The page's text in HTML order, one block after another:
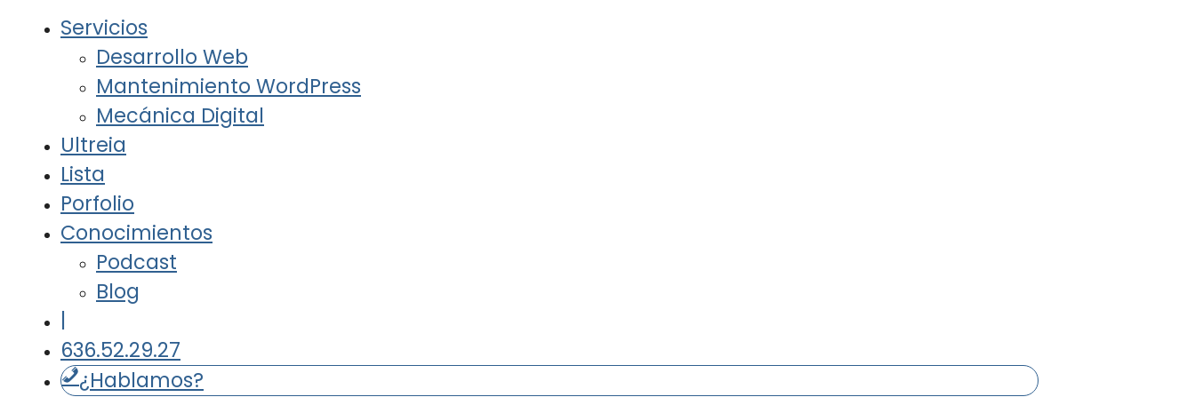
Servicios
Desarrollo Web
Mantenimiento WordPress
Mecánica Digital
Ultreia
Lista
Porfolio
Conocimientos
Podcast
Blog
|
636.52.29.27
¿Hablamos?